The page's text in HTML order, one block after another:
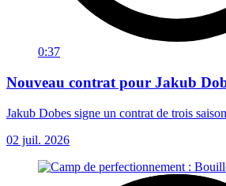
0:37
Nouveau contrat pour Jakub
Jakub Dobes signe un contrat de trois
02 juil. 2026